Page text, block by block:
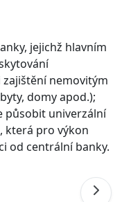
jejichž hlavním
nemovitým
domy apod.);
působit univerzální
která pro výkon
od centrální banky.